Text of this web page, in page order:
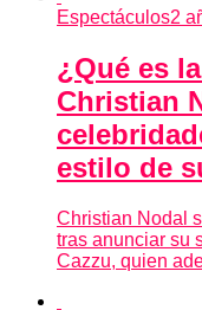
Espectáculos2
¿Qué es
Christian
estilo de
Christian Nodal
tras anunciar su
Cazzu, quien